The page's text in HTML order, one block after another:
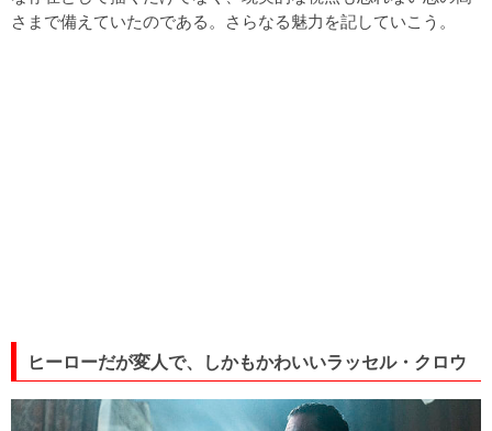
さまで備えていたのである。さらなる魅力を記していこう。
ヒーローだが変人で、しかもかわいいラッセル・クロウ